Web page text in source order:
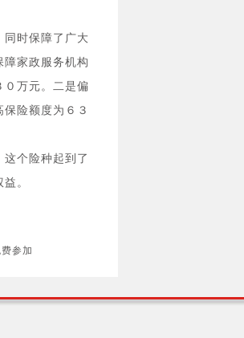
时保障了广大
家政服务机构
万元。二是偏
险额度为６３
个险种起到了
。
参加